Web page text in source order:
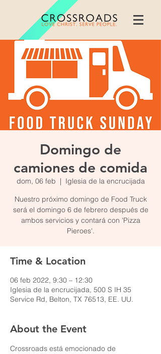
Domingo de
camiones de comida
dom, 06 feb
  |
Iglesia de la encrucijada
Nuestro próximo domingo de Food Truck
será el domingo 6 de febrero después de
ambos servicios y contará con 'Pizza
Pieroes'.
Time & Location
06 feb 2022, 9:30 – 12:30
Iglesia de la encrucijada, 500 S IH 35
Service Rd, Belton, TX 76513, EE. UU.
About the Event
Crossroads está emocionado de